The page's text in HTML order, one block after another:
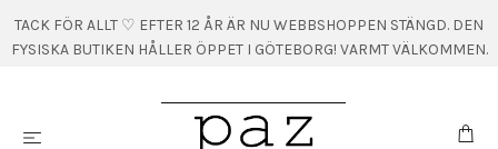
TACK FÖR ALLT ♡ EFTER 12 ÅR ÄR NU WEBBSHOPPEN STÄNGD. DEN
FYSISKA BUTIKEN HÅLLER ÖPPET I GÖTEBORG! VARMT VÄLKOMMEN.